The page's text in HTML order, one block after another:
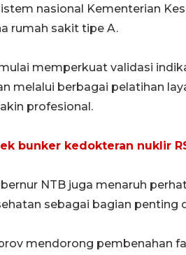
nasional Kementerian
rumah sakit tipe A.
mulai memperkuat validasi
melalui berbagai pelatihan
profesional.
bunker kedokteran nuklir
NTB juga menaruh
sebagai bagian penting
mendorong pembenahan